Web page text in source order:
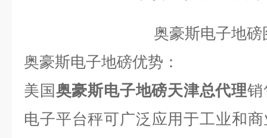
奥豪斯电子地磅
奥豪斯电子地磅优势：
美国奥豪斯电子地磅天津总代理销
电子平台秤可广泛应用于工业和